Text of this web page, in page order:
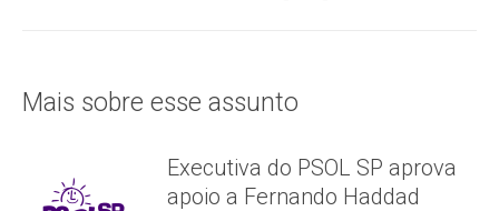
Mais sobre esse assunto
Executiva do PSOL SP aprova
apoio a Fernando Haddad